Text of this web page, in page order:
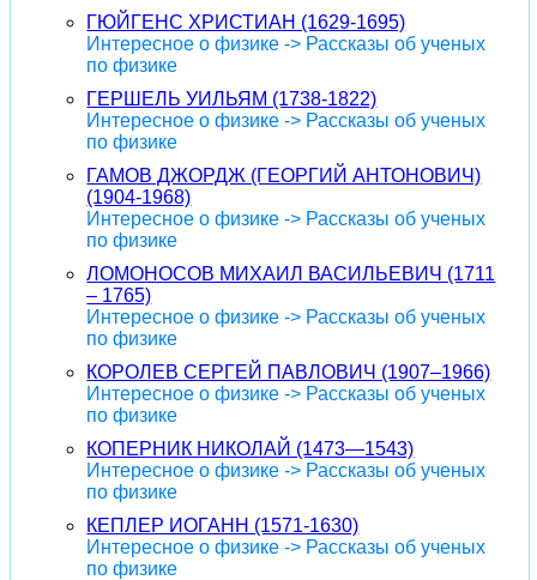
ГЮЙГЕНС ХРИСТИАН (1629-1695)
Интересное о физике -> Рассказы об ученых
по физике
ГЕРШЕЛЬ УИЛЬЯМ (1738-1822)
Интересное о физике -> Рассказы об ученых
по физике
ГАМОВ ДЖОРДЖ (ГЕОРГИЙ АНТОНОВИЧ)
(1904-1968)
Интересное о физике -> Рассказы об ученых
по физике
ЛОМОНОСОВ МИХАИЛ ВАСИЛЬЕВИЧ (1711
– 1765)
Интересное о физике -> Рассказы об ученых
по физике
КОРОЛЕВ СЕРГЕЙ ПАВЛОВИЧ (1907–1966)
Интересное о физике -> Рассказы об ученых
по физике
КОПЕРНИК НИКОЛАЙ (1473—1543)
Интересное о физике -> Рассказы об ученых
по физике
КЕПЛЕР ИОГАНН (1571-1630)
Интересное о физике -> Рассказы об ученых
по физике